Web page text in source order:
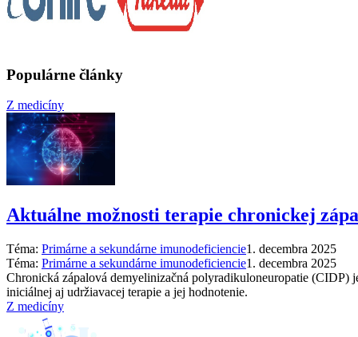
Populárne články
Z medicíny
Aktuálne možnosti terapie chronickej
Téma: Primárne a sekundárne imunodeficiencie1. decembra 2025
Téma: Primárne a sekundárne imunodeficiencie1. decembra 2025
Chronická zápalová demyelinizačná polyradikuloneuropatie (CIDP)
iniciálnej aj udržiavacej terapie a jej hodnotenie.
Z medicíny